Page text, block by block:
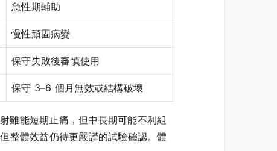
急性期輔助
慢性頑固病變
保守失敗後審慎使用
保守 3–6 個月無效或結構破壞
能短期止痛，但中長期可能不利組
整體效益仍待更嚴謹的試驗確認。體